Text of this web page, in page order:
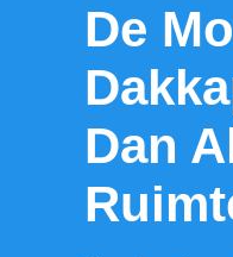
De
Dan